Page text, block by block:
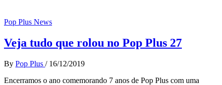
Pop Plus News
Veja tudo que rolou no Pop Plus 27
By Pop Plus / 16/12/2019
Encerramos o ano comemorando 7 anos de Pop Plus com uma